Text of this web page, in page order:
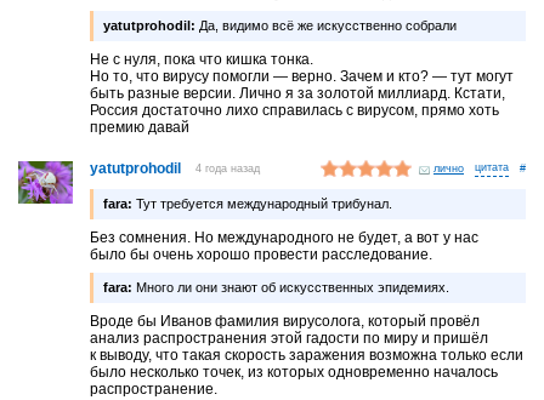
yatutprohodil: Да, видимо всё же искусственно собрали
Не с нуля, пока что кишка тонка.
Но то, что вирусу помогли — верно. Зачем и кто? — тут могут
быть разные версии. Лично я за золотой миллиард. Кстати,
Россия достаточно лихо справилась с вирусом, прямо хоть
премию давай
yatutprohodil 4 года назад лично #
fara: Тут требуется международный трибунал.
Без сомнения. Но международного не будет, а вот у нас
было бы очень хорошо провести расследование.
fara: Много ли они знают об искусственных эпидемиях.
Вроде бы Иванов фамилия вирусолога, который провёл
анализ распространения этой гадости по миру и пришёл
к выводу, что такая скорость заражения возможна только если
было несколько точек, из которых одновременно началось
распространение.